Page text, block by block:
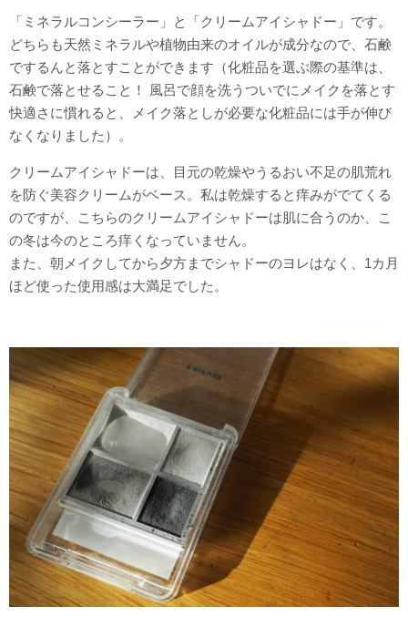
「ミネラルコンシーラー」と「クリームアイシャドー」です。
どちらも天然ミネラルや植物由来のオイルが成分なので、石鹸
でするんと落とすことができます（化粧品を選ぶ際の基準は、
石鹸で落とせること！ 風呂で顔を洗うついでにメイクを落とす
快適さに慣れると、メイク落としが必要な化粧品には手が伸び
なくなりました）。
クリームアイシャドーは、目元の乾燥やうるおい不足の肌荒れ
を防ぐ美容クリームがベース。私は乾燥すると痒みがでてくる
のですが、こちらのクリームアイシャドーは肌に合うのか、こ
の冬は今のところ痒くなっていません。
また、朝メイクしてから夕方までシャドーのヨレはなく、1カ月
ほど使った使用感は大満足でした。